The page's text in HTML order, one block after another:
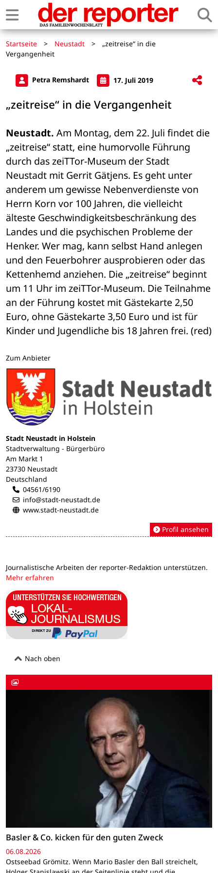
Startseite > Neustadt >
„zeitreise“ in die
Vergangenheit
Petra Remshardt 17. Juli 2019
„zeitreise“ in die Vergangenheit
Neustadt. Am Montag, dem 22. Juli findet die
„zeitreise“ statt, eine humorvolle Führung
durch das zeiTTor-Museum der Stadt
Neustadt mit Gerrit Gätjens. Es geht unter
anderem um gewisse Nebenverdienste von
Herrn Korn vor 100 Jahren, die vielleicht
älteste Geschwindigkeitsbeschränkung des
Landes und die psychischen Probleme der
Henker. Wer mag, kann selbst Hand anlegen
und den Feuerbohrer ausprobieren oder das
Kettenhemd anziehen. Die „zeitreise“ beginnt
um 11 Uhr im zeiTTor-Museum. Die Teilnahme
an der Führung kostet mit Gästekarte 2,50
Euro, ohne Gästekarte 3,50 Euro und ist für
Kinder und Jugendliche bis 18 Jahren frei. (red)
Zum Anbieter
Stadt Neustadt in Holstein
Stadtverwaltung - Bürgerbüro
Am Markt 1
23730 Neustadt
Deutschland
04561/6190
info@stadt-neustadt.de
www.stadt-neustadt.de
Profil ansehen
Journalistische Arbeiten der reporter-Redaktion unterstützen.
Mehr erfahren
Nach oben
Basler & Co. kicken für den guten Zweck
06.08.2026
Ostseebad Grömitz. Wenn Mario Basler den Ball streichelt,